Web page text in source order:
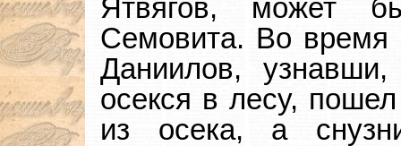
Ятвягов, может
Семовита. Во время
Даниилов,
осекся в лесу,
из осека, а